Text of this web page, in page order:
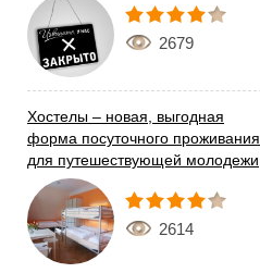
2679
Хостелы – новая, выгодная
форма посуточного проживания
для путешествующей молодежи
2614